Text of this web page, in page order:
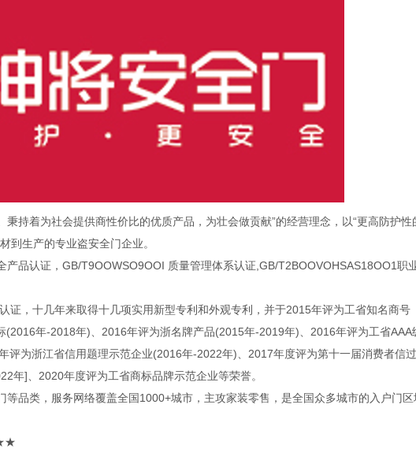
着为社会提供商性价比的优质产品，为壮会做贡献”的经营理念，以“更高防护性
到生产的专业盗安全门企业。
品认证，GB/T9OOWSO9OOI 质量管理体系认证,GB/T2BOOVOHSAS18OO1职
，十几年来取得十几项实用新型专利和外观专利，并于2015年评为工省知名商号
(2016年-2018年)、2016年评为浙名牌产品(2015年-2019年)、2016年评为工省AAA
评为浙江省信用题理示范企业(2016年-2022年)、2017年度评为第十一届消费者信
年]、2020年度评为工省商标品牌示范企业等荣誉。
品类，服务网络覆盖全国1000+城市，主攻家装零售，是全国众多城市的入户门区